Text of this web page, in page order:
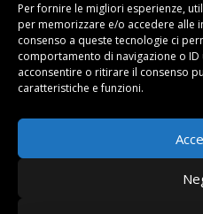
Per fornire le migliori esperienze,
per memorizzare e/o accedere alle
consenso a queste tecnologie ci
comportamento di navigazione o ID
acconsentire o ritirare il consenso
caratteristiche e funzioni.
Email:info@tdl.it
Terra di Lunigiana © di Filippi